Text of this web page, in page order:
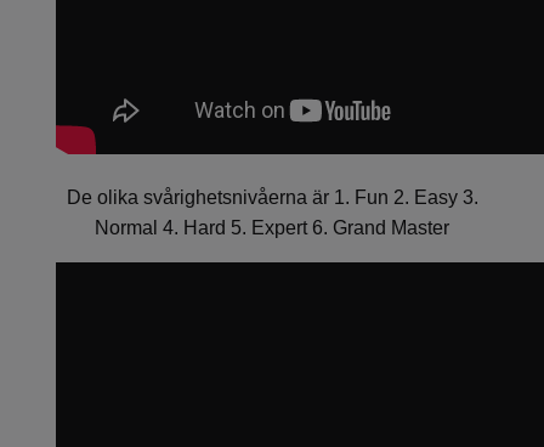
De olika svårighetsnivåerna är 1. Fun 2. Easy 3.
Normal 4. Hard 5. Expert 6. Grand Master